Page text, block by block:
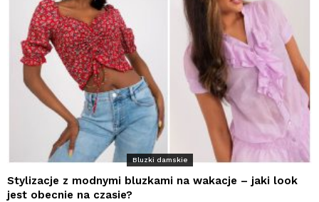
Bluzki damskie
Stylizacje z modnymi bluzkami na wakacje – jaki look
jest obecnie na czasie?